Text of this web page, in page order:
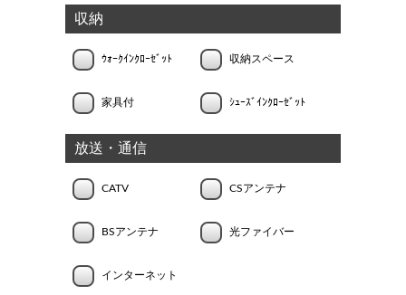
収納
ｳｫｰｸｲﾝｸﾛｰｾﾞｯﾄ 収納スペース
家具付 ｼｭｰｽﾞｲﾝｸﾛｰｾﾞｯﾄ
放送・通信
CATV CSアンテナ
BSアンテナ 光ファイバー
インターネット